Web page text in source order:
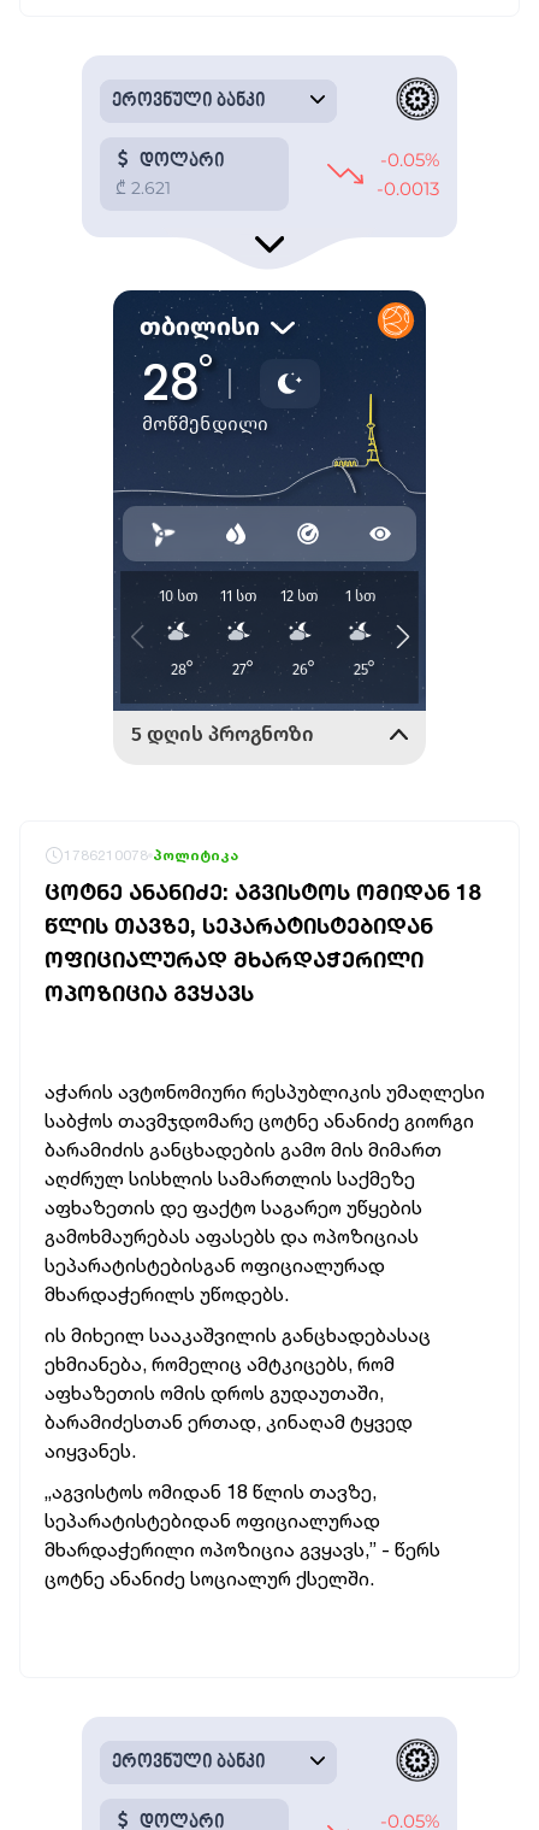
1786210078 პოლიტიკა
ᲪᲝᲢᲜᲔ ᲐᲜᲐᲜᲘᲫᲔ: ᲐᲒᲕᲘᲡᲢᲝᲡ ᲝᲛᲘᲓᲐᲜ 18
ᲬᲚᲘᲡ ᲗᲐᲕᲖᲔ, ᲡᲔᲞᲐᲠᲐᲢᲘᲡᲢᲔᲑᲘᲓᲐᲜ
ᲝᲤᲘᲪᲘᲐᲚᲣᲠᲐᲓ ᲛᲮᲐᲠᲓᲐᲭᲔᲠᲘᲚᲘ
ᲝᲞᲝᲖᲘᲪᲘᲐ ᲒᲕᲧᲐᲕᲡ
აჭარის ავტონომიური რესპუბლიკის უმაღლესი
საბჭოს თავმჯდომარე ცოტნე ანანიძე გიორგი
ბარამიძის განცხადების გამო მის მიმართ
აღძრულ სისხლის სამართლის საქმეზე
აფხაზეთის დე ფაქტო საგარეო უწყების
გამოხმაურებას აფასებს და ოპოზიციას
სეპარატისტებისგან ოფიციალურად
მხარდაჭერილს უწოდებს.
ის მიხეილ სააკაშვილის განცხადებასაც
ეხმიანება, რომელიც ამტკიცებს, რომ
აფხაზეთის ომის დროს გუდაუთაში,
ბარამიძესთან ერთად, კინაღამ ტყვედ
აიყვანეს.
„აგვისტოს ომიდან 18 წლის თავზე,
სეპარატისტებიდან ოფიციალურად
მხარდაჭერილი ოპოზიცია გვყავს,” - წერს
ცოტნე ანანიძე სოციალურ ქსელში.